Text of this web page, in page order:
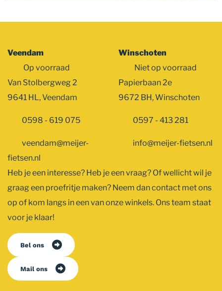
Veendam
Op voorraad
Van Stolbergweg 2
9641 HL, Veendam
0598 - 619 075
veendam@meijer-
fietsen.nl
Winschoten
Niet op voorraad
Papierbaan 2e
9672 BH, Winschoten
0597 - 413 281
info@meijer-fietsen.nl
Heb je een interesse? Heb je een vraag? Of wellicht wil je
graag een proefritje maken? Neem dan contact met ons
op of kom langs in een van onze winkels. Ons team staat
voor je klaar!
Bel ons
Mail ons